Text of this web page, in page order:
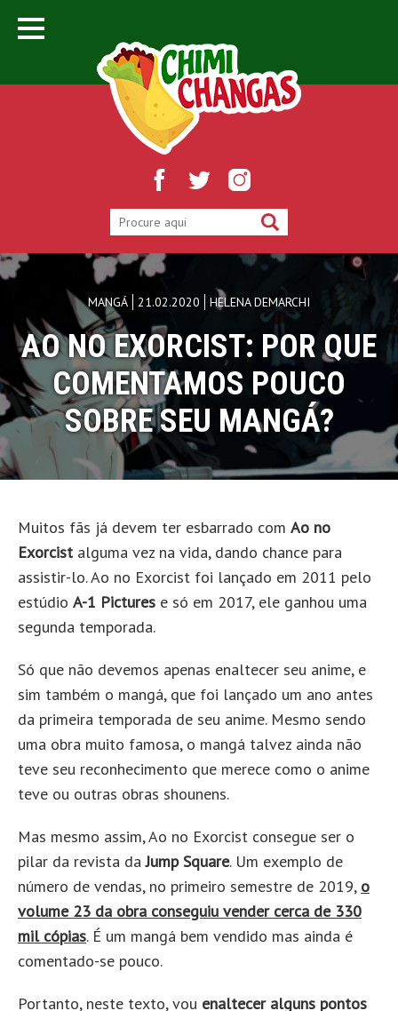
MANGÁ 21.02.2020 HELENA DEMARCHI
AO NO EXORCIST: POR QUE
COMENTAMOS POUCO
SOBRE SEU MANGÁ?
Muitos fãs já devem ter esbarrado com Ao no
Exorcist alguma vez na vida, dando chance para
assistir-lo. Ao no Exorcist foi lançado em 2011 pelo
estúdio A-1 Pictures e só em 2017, ele ganhou uma
segunda temporada.
Só que não devemos apenas enaltecer seu anime, e
sim também o mangá, que foi lançado um ano antes
da primeira temporada de seu anime. Mesmo sendo
uma obra muito famosa, o mangá talvez ainda não
teve seu reconhecimento que merece como o anime
teve ou outras obras shounens.
Mas mesmo assim, Ao no Exorcist consegue ser o
pilar da revista daJump Square. Um exemplo de
número de vendas, no primeiro semestre de 2019, o
volume 23 da obra conseguiu vender cerca de 330
mil cópias. É um mangá bem vendido mas ainda é
comentado-se pouco.
Portanto, neste texto, vou enaltecer alguns pontos